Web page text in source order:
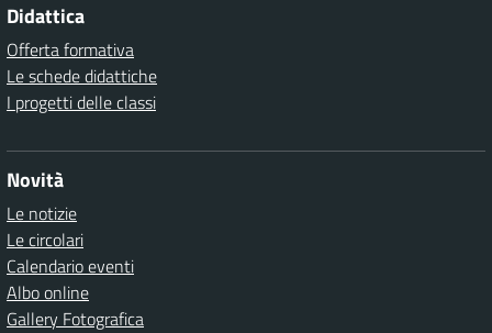
Didattica
Offerta formativa
Le schede didattiche
I progetti delle classi
Novità
Le notizie
Le circolari
Calendario eventi
Albo online
Gallery Fotografica